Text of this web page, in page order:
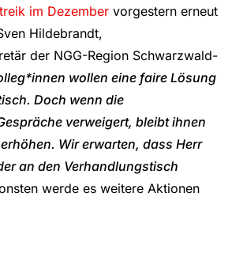
im Dezember vorgestern erneut
Hildebrandt,
der NGG-Region Schwarzwald-
wollen eine faire Lösung
Doch wenn die
verweigert, bleibt ihnen
Wir erwarten, dass Herr
an den Verhandlungstisch
werde es weitere Aktionen